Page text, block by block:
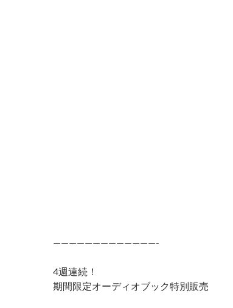
—————————————-
4週連続！
期間限定オーディオブック特別販売